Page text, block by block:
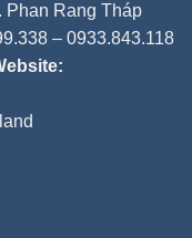
Phan Rang Tháp
– 0933.843.118